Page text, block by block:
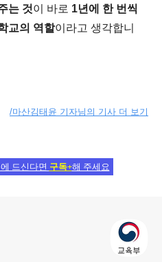
는 것이 바로 1년에 한 번씩
교의 역할이라고 생각합니
/마산김태윤 기자님의 기사 더 보기
드신다면 구독+해 주세요